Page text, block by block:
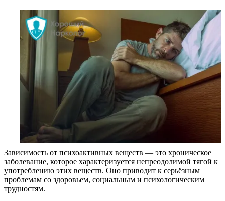
Зависимость от психоактивных веществ — это хроническое
заболевание, которое характеризуется непреодолимой тягой к
употреблению этих веществ. Оно приводит к серьёзным
проблемам со здоровьем, социальным и психологическим
трудностям.